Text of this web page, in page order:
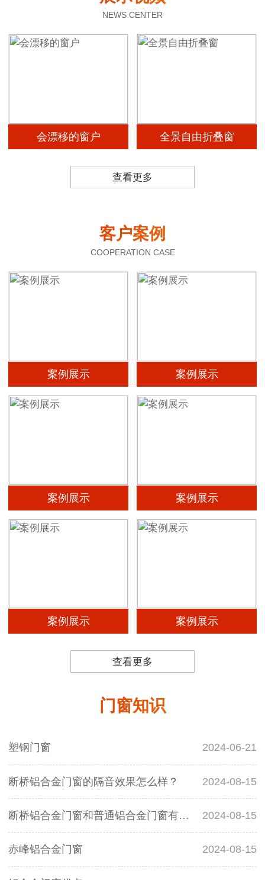
NEWS CENTER
会漂移的窗户 全景自由折叠窗
查看更多
客户案例
COOPERATION CASE
案例展示 案例展示
案例展示 案例展示
案例展示 案例展示
查看更多
门窗知识
塑钢门窗 2024-06-21
断桥铝合金门窗的隔音效果怎么样？ 2024-08-15
断桥铝合金门窗和普通铝合金门窗有什么区别？ 2024-08-15
赤峰铝合金门窗 2024-08-15